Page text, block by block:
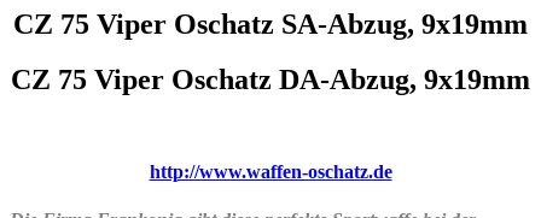
CZ 75 Viper Oschatz SA-Abzug, 9x19mm
CZ 75 Viper Oschatz DA-Abzug, 9x19mm
http://www.waffen-oschatz.de